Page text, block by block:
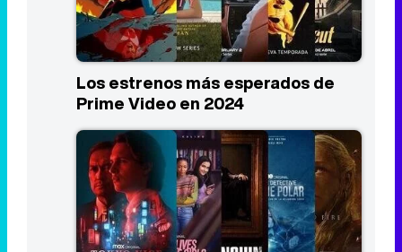
Los estrenos más esperados de
Prime Video en 2024